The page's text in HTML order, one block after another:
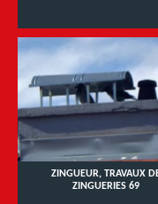
ZINGUEUR, TRAVAUX
ZINGUERIES 69